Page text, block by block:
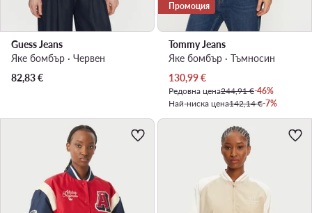
Guess Jeans
Яке бомбър · Червен
82,83€
Промоция
Tommy Jeans
Яке бомбър · Тъмносин
Актуална цена
130,99€
Редовна цена244,91 €-46%
Най-ниска цена142,14 €-7%